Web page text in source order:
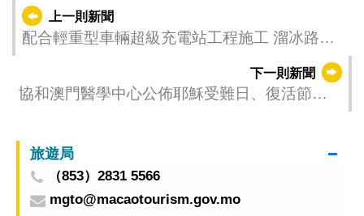
上一則新聞
配合輕重型車輛超級充電站工程施工 溜冰路部
下一則新聞
協和澳門醫學中心公佈耶穌受難日、復活節和
旅遊局
（853）2831 5566
mgto@macaotourism.gov.mo